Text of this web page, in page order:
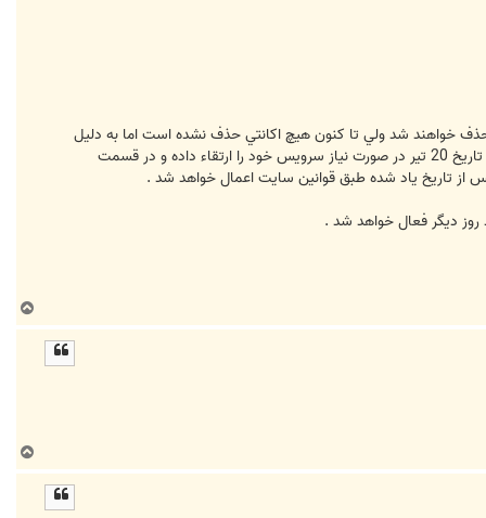
خواهند شد ولي تا كنون هيچ اكانتي حذف نشده است اما به دليل
بالاتر بردن كيفيت سرويس ها و مديريت صحيح كاربران در صورتي كه اقدام به ايجاد بيش از يك اكانت نموديد لطفا حداكثر تا تاريخ 20 تير در صورت نياز سرويس خود را ارتقاء داده و در قسمت
پس از تاريخ ياد شده طبق قوانين سايت اعمال خواهد شد .
ا
ا